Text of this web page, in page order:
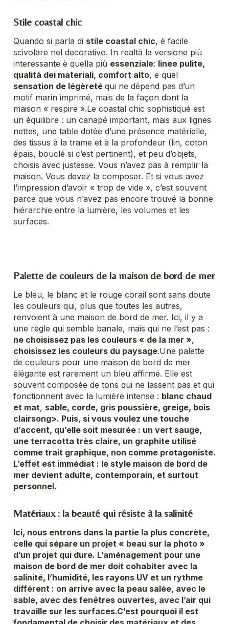
Stile coastal chic
Quando si parla di stile coastal chic, è facile
scivolare nel decorativo. In realtà la versione più
interessante è quella più essenziale: linee pulite,
qualità dei materiali, comfort alto, e quel
sensation de légèreté qui ne dépend pas d’un
motif marin imprimé, mais de la façon dont la
maison « respire ».Le coastal chic sophistiqué est
un équilibre : un canapé important, mais aux lignes
nettes, une table dotée d’une présence matérielle,
des tissus à la trame et à la profondeur (lin, coton
épais, bouclé si c’est pertinent), et peu d’objets,
choisis avec justesse. Vous n’avez pas à remplir la
maison. Vous devez la composer. Et si vous avez
l’impression d’avoir « trop de vide », c’est souvent
parce que vous n’avez pas encore trouvé la bonne
hiérarchie entre la lumière, les volumes et les
surfaces.
Palette de couleurs de la maison de bord de mer
Le bleu, le blanc et le rouge corail sont sans doute
les couleurs qui, plus que toutes les autres,
renvoient à une maison de bord de mer. Ici, il y a
une règle qui semble banale, mais qui ne l’est pas :
ne choisissez pas les couleurs « de la mer »,
choisissez les couleurs du paysage.Une palette
de couleurs pour une maison de bord de mer
élégante est rarement un bleu affirmé. Elle est
souvent composée de tons qui ne lassent pas et qui
fonctionnent avec la lumière intense : blanc chaud
et mat, sable, corde, gris poussière, greige, bois
clairsong>. Puis, si vous voulez une touche
d’accent, qu’elle soit mesurée : un vert sauge,
une terracotta très claire, un graphite utilisé
comme trait graphique, non comme protagoniste.
L’effet est immédiat : le style maison de bord de
mer devient adulte, contemporain, et surtout
personnel.
Matériaux : la beauté qui résiste à la salinité
Ici, nous entrons dans la partie la plus concrète,
celle qui sépare un projet « beau sur la photo »
d’un projet qui dure. L’aménagement pour une
maison de bord de mer doit cohabiter avec la
salinité, l’humidité, les rayons UV et un rythme
différent : on arrive avec la peau salée, avec le
sable, avec des fenêtres ouvertes, avec l’air qui
travaille sur les surfaces.C’est pourquoi il est